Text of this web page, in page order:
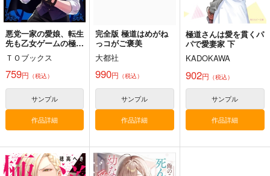
サンプル
カート カート
サンプル
カート
悪党一家の愛娘、転生
先も乙女ゲームの極道
令嬢でした。～最上級
ランクの悪役さま、そ
の溺愛は不要です!～
@COMIC 第6巻
ＴＯブックス
759円 （税込）
サンプル
作品詳細
完全版 極道はめがね
っコがご褒美
大都社
990円 （税込）
サンプル
作品詳細
極道さんは愛を貫くパ
パで愛妻家 下
KADOKAWA
902円 （税込）
サンプル
作品詳細